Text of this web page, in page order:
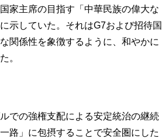
家主席の目指す「中華民族の偉大な
示していた。それはG7および招待国
関係性を象徴するように、和やかに
。
での強権支配による安定統治の継続
路」に包摂することで安全圏にした